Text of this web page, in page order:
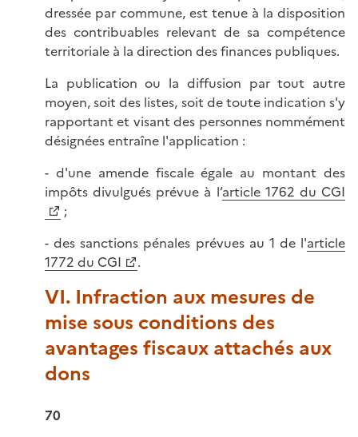
dressée par commune, est tenue à la disposition
des contribuables relevant de sa compétence
territoriale à la direction des finances publiques.
La publication ou la diffusion par tout autre
moyen, soit des listes, soit de toute indication s'y
rapportant et visant des personnes nommément
désignées entraîne l'application :
- d'une amende fiscale égale au montant des
impôts divulgués prévue à l’article 1762 du CGI
;
- des sanctions pénales prévues au 1 de l'article
1772 du CGI
.
VI. Infraction aux mesures de
mise sous conditions des
avantages fiscaux attachés aux
dons
70